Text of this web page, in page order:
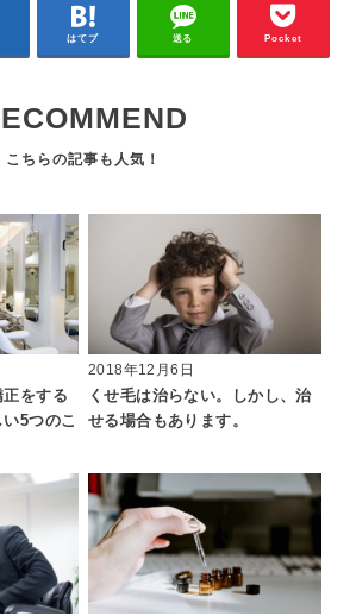
はてブ 送る Pocket
をする
5つのこ
2018年12月6日
くせ毛は治らない。しかし、治
せる場合もあります。